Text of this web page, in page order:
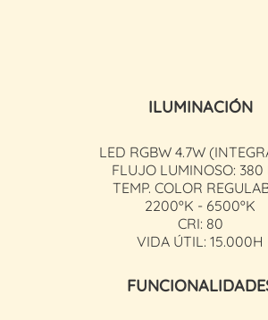
ILUMINACIÓN
LED RGBW 4.7W
FLUJO LUMINOSO: 380
TEMP. COLOR
2200ºK - 6500ºK
CRI: 80
VIDA ÚTIL: 15.000H